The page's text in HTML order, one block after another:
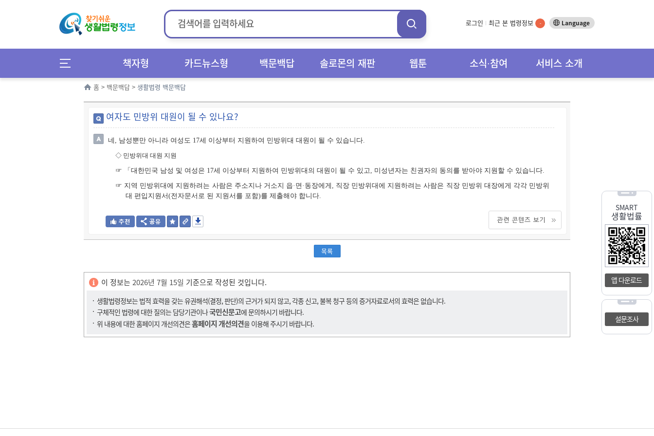
로그인 최근 본 법령정보 - Language
책자형 카드뉴스형 백문백답 솔로몬의 재판 웹툰 소식∙참여 서비스 소개
SMART
생활법률
앱 다운로드
설문조사
홈 > 백문백답 > 생활법령 백문백답
여자도 민방위 대원이 될 수 있나요?
네, 남성뿐만 아니라 여성도 17세 이상부터 지원하여 민방위대 대원이 될 수 있습니다.
◇ 민방위대 대원 지원
☞ 「대한민국 남성 및 여성은 17세 이상부터 지원하여 민방위대의 대원이 될 수 있고, 미성년자는 친권자의 동의를 받아야 지원할 수 있습니다.
☞ 지역 민방위대에 지원하려는 사람은 주소지나 거소지 읍·면·동장에게, 직장 민방위대에 지원하려는 사람은 직장 민방위 대장에게 각각 민방위
대 편입지원서(전자문서로 된 지원서를 포함)를 제출해야 합니다.
목록
이 정보는 2026년 7월 15일 기준으로 작성된 것입니다.
생활법령정보는 법적 효력을 갖는 유권해석(결정, 판단)의 근거가 되지 않고, 각종 신고, 불복 청구 등의 증거자료로서의 효력은 없습니다.
구체적인 법령에 대한 질의는 담당기관이나국민신문고에 문의하시기 바랍니다.
위 내용에 대한 홈페이지 개선의견은홈페이지 개선의견을 이용해 주시기 바랍니다.